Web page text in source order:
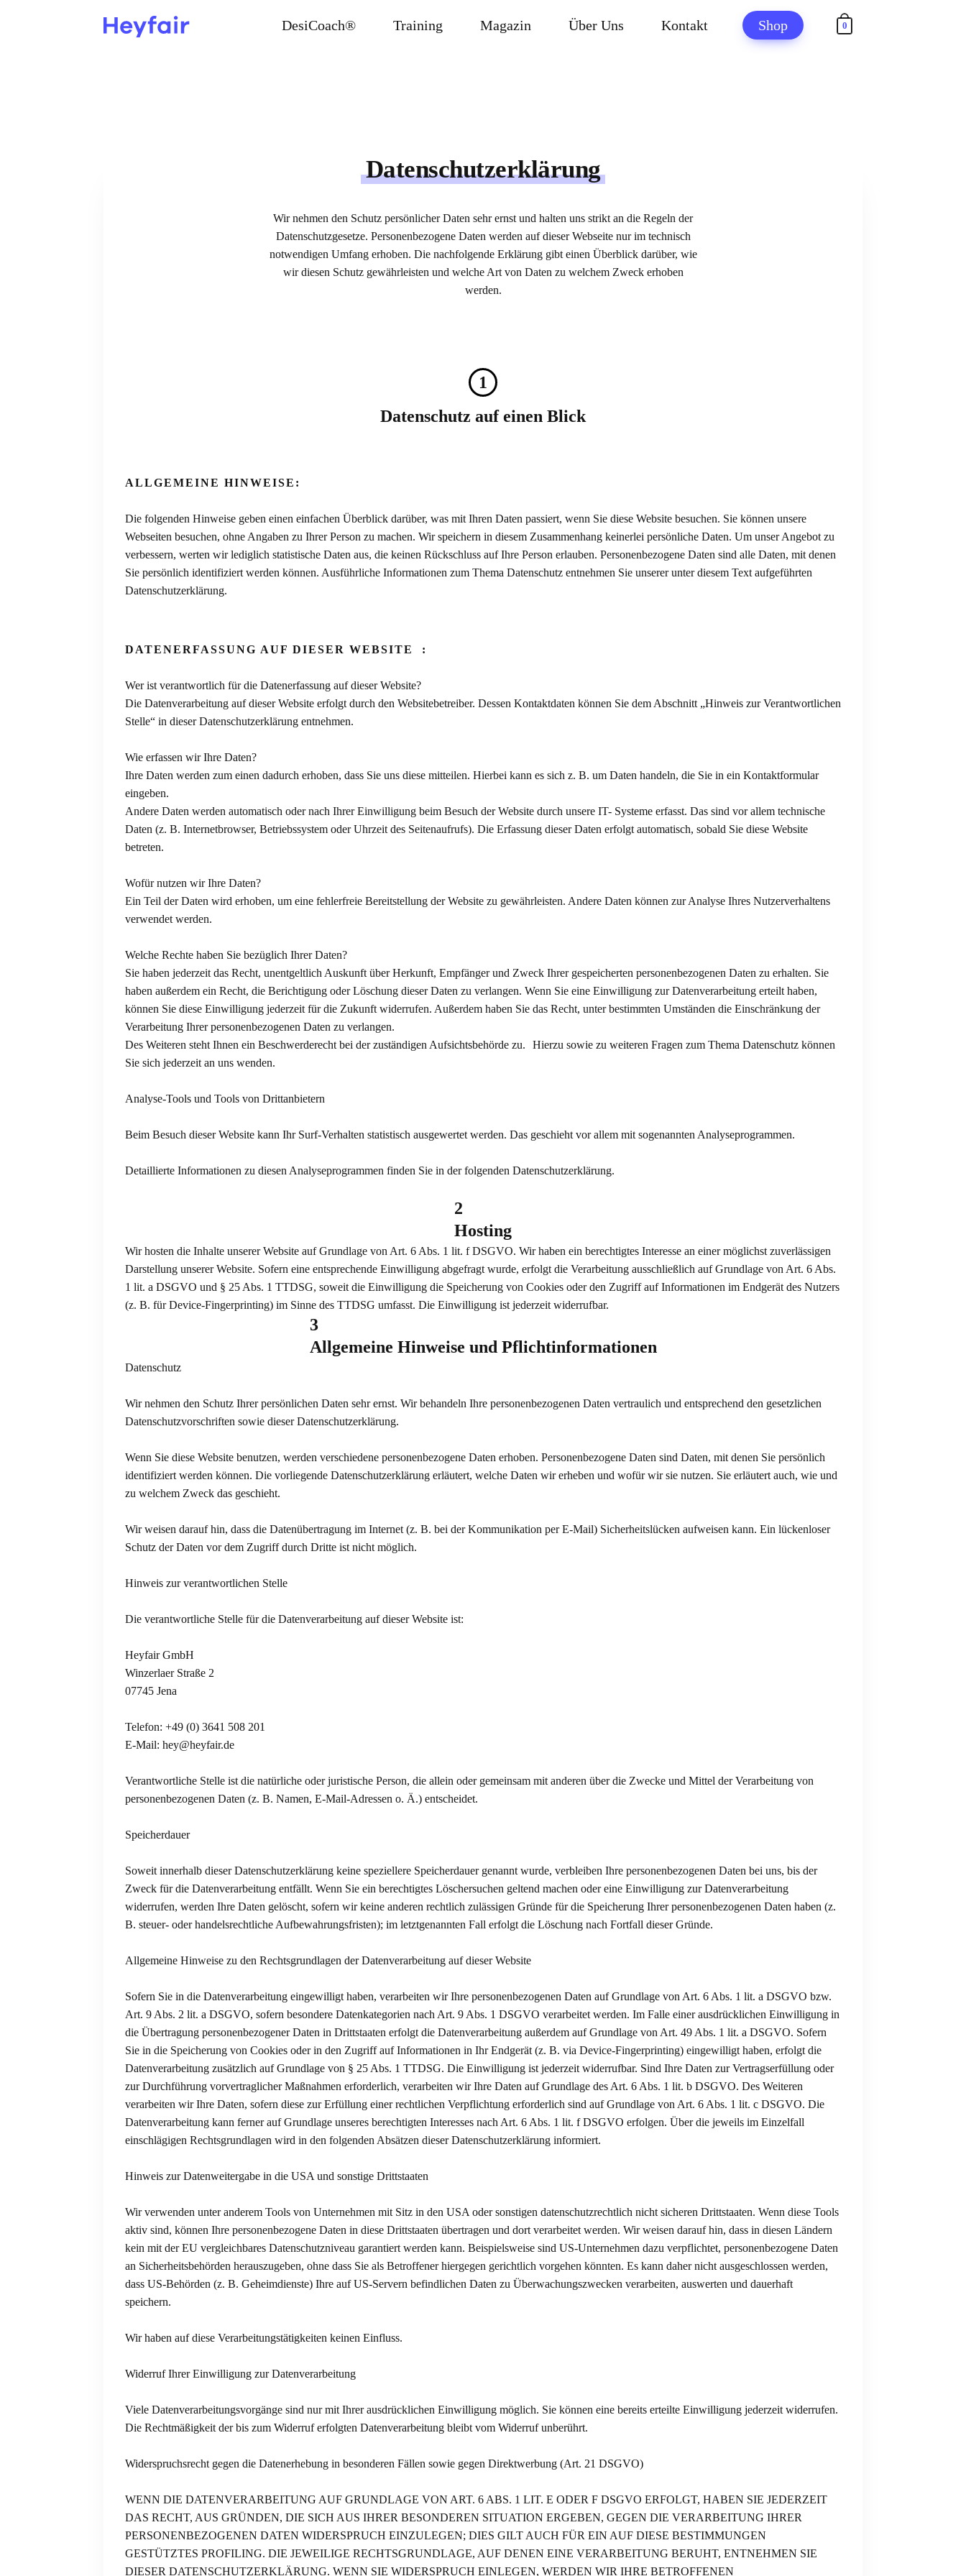
DesiCoach® Training Magazin Über Uns Kontakt Shop 0
Datenschutzerklärung
Wir nehmen den Schutz persönlicher Daten sehr ernst und halten uns strikt an die Regeln der
Datenschutzgesetze. Personenbezogene Daten werden auf dieser Webseite nur im technisch
notwendigen Umfang erhoben. Die nachfolgende Erklärung gibt einen Überblick darüber, wie
wir diesen Schutz gewährleisten und welche Art von Daten zu welchem Zweck erhoben
werden.
1
Datenschutz auf einen Blick
ALLGEMEINE HINWEISE:
Die folgenden Hinweise geben einen einfachen Überblick darüber, was mit Ihren Daten passiert, wenn Sie diese Website besuchen. Sie können unsere
Webseiten besuchen, ohne Angaben zu Ihrer Person zu machen. Wir speichern in diesem Zusammenhang keinerlei persönliche Daten. Um unser Angebot zu
verbessern, werten wir lediglich statistische Daten aus, die keinen Rückschluss auf Ihre Person erlauben. Personenbezogene Daten sind alle Daten, mit denen
Sie persönlich identifiziert werden können. Ausführliche Informationen zum Thema Datenschutz entnehmen Sie unserer unter diesem Text aufgeführten
Datenschutzerklärung.
DATENERFASSUNG AUF DIESER WEBSITE :
Wer ist verantwortlich für die Datenerfassung auf dieser Website?
Die Datenverarbeitung auf dieser Website erfolgt durch den Websitebetreiber. Dessen Kontaktdaten können Sie dem Abschnitt „Hinweis zur Verantwortlichen
Stelle“ in dieser Datenschutzerklärung entnehmen.
Wie erfassen wir Ihre Daten?
Ihre Daten werden zum einen dadurch erhoben, dass Sie uns diese mitteilen. Hierbei kann es sich z. B. um Daten handeln, die Sie in ein Kontaktformular
eingeben.
Andere Daten werden automatisch oder nach Ihrer Einwilligung beim Besuch der Website durch unsere IT- Systeme erfasst. Das sind vor allem technische
Daten (z. B. Internetbrowser, Betriebssystem oder Uhrzeit des Seitenaufrufs). Die Erfassung dieser Daten erfolgt automatisch, sobald Sie diese Website
betreten.
Wofür nutzen wir Ihre Daten?
Ein Teil der Daten wird erhoben, um eine fehlerfreie Bereitstellung der Website zu gewährleisten. Andere Daten können zur Analyse Ihres Nutzerverhaltens
verwendet werden.
Welche Rechte haben Sie bezüglich Ihrer Daten?
Sie haben jederzeit das Recht, unentgeltlich Auskunft über Herkunft, Empfänger und Zweck Ihrer gespeicherten personenbezogenen Daten zu erhalten. Sie
haben außerdem ein Recht, die Berichtigung oder Löschung dieser Daten zu verlangen. Wenn Sie eine Einwilligung zur Datenverarbeitung erteilt haben,
können Sie diese Einwilligung jederzeit für die Zukunft widerrufen. Außerdem haben Sie das Recht, unter bestimmten Umständen die Einschränkung der
Verarbeitung Ihrer personenbezogenen Daten zu verlangen.
Des Weiteren steht Ihnen ein Beschwerderecht bei der zuständigen Aufsichtsbehörde zu. Hierzu sowie zu weiteren Fragen zum Thema Datenschutz können
Sie sich jederzeit an uns wenden.
Analyse-Tools und Tools von Drittanbietern
Beim Besuch dieser Website kann Ihr Surf-Verhalten statistisch ausgewertet werden. Das geschieht vor allem mit sogenannten Analyseprogrammen.
Detaillierte Informationen zu diesen Analyseprogrammen finden Sie in der folgenden Datenschutzerklärung.
2
Hosting
Wir hosten die Inhalte unserer Website auf Grundlage von Art. 6 Abs. 1 lit. f DSGVO. Wir haben ein berechtigtes Interesse an einer möglichst zuverlässigen
Darstellung unserer Website. Sofern eine entsprechende Einwilligung abgefragt wurde, erfolgt die Verarbeitung ausschließlich auf Grundlage von Art. 6 Abs.
1 lit. a DSGVO und § 25 Abs. 1 TTDSG, soweit die Einwilligung die Speicherung von Cookies oder den Zugriff auf Informationen im Endgerät des Nutzers
(z. B. für Device-Fingerprinting) im Sinne des TTDSG umfasst. Die Einwilligung ist jederzeit widerrufbar.
3
Allgemeine Hinweise und Pflichtinformationen
Datenschutz
Wir nehmen den Schutz Ihrer persönlichen Daten sehr ernst. Wir behandeln Ihre personenbezogenen Daten vertraulich und entsprechend den gesetzlichen
Datenschutzvorschriften sowie dieser Datenschutzerklärung.
Wenn Sie diese Website benutzen, werden verschiedene personenbezogene Daten erhoben. Personenbezogene Daten sind Daten, mit denen Sie persönlich
identifiziert werden können. Die vorliegende Datenschutzerklärung erläutert, welche Daten wir erheben und wofür wir sie nutzen. Sie erläutert auch, wie und
zu welchem Zweck das geschieht.
Wir weisen darauf hin, dass die Datenübertragung im Internet (z. B. bei der Kommunikation per E-Mail) Sicherheitslücken aufweisen kann. Ein lückenloser
Schutz der Daten vor dem Zugriff durch Dritte ist nicht möglich.
Hinweis zur verantwortlichen Stelle
Die verantwortliche Stelle für die Datenverarbeitung auf dieser Website ist:
Heyfair GmbH
Winzerlaer Straße 2
07745 Jena
Telefon: +49 (0) 3641 508 201
E-Mail: hey@heyfair.de
Verantwortliche Stelle ist die natürliche oder juristische Person, die allein oder gemeinsam mit anderen über die Zwecke und Mittel der Verarbeitung von
personenbezogenen Daten (z. B. Namen, E-Mail-Adressen o. Ä.) entscheidet.
Speicherdauer
Soweit innerhalb dieser Datenschutzerklärung keine speziellere Speicherdauer genannt wurde, verbleiben Ihre personenbezogenen Daten bei uns, bis der
Zweck für die Datenverarbeitung entfällt. Wenn Sie ein berechtigtes Löschersuchen geltend machen oder eine Einwilligung zur Datenverarbeitung
widerrufen, werden Ihre Daten gelöscht, sofern wir keine anderen rechtlich zulässigen Gründe für die Speicherung Ihrer personenbezogenen Daten haben (z.
B. steuer- oder handelsrechtliche Aufbewahrungsfristen); im letztgenannten Fall erfolgt die Löschung nach Fortfall dieser Gründe.
Allgemeine Hinweise zu den Rechtsgrundlagen der Datenverarbeitung auf dieser Website
Sofern Sie in die Datenverarbeitung eingewilligt haben, verarbeiten wir Ihre personenbezogenen Daten auf Grundlage von Art. 6 Abs. 1 lit. a DSGVO bzw.
Art. 9 Abs. 2 lit. a DSGVO, sofern besondere Datenkategorien nach Art. 9 Abs. 1 DSGVO verarbeitet werden. Im Falle einer ausdrücklichen Einwilligung in
die Übertragung personenbezogener Daten in Drittstaaten erfolgt die Datenverarbeitung außerdem auf Grundlage von Art. 49 Abs. 1 lit. a DSGVO. Sofern
Sie in die Speicherung von Cookies oder in den Zugriff auf Informationen in Ihr Endgerät (z. B. via Device-Fingerprinting) eingewilligt haben, erfolgt die
Datenverarbeitung zusätzlich auf Grundlage von § 25 Abs. 1 TTDSG. Die Einwilligung ist jederzeit widerrufbar. Sind Ihre Daten zur Vertragserfüllung oder
zur Durchführung vorvertraglicher Maßnahmen erforderlich, verarbeiten wir Ihre Daten auf Grundlage des Art. 6 Abs. 1 lit. b DSGVO. Des Weiteren
verarbeiten wir Ihre Daten, sofern diese zur Erfüllung einer rechtlichen Verpflichtung erforderlich sind auf Grundlage von Art. 6 Abs. 1 lit. c DSGVO. Die
Datenverarbeitung kann ferner auf Grundlage unseres berechtigten Interesses nach Art. 6 Abs. 1 lit. f DSGVO erfolgen. Über die jeweils im Einzelfall
einschlägigen Rechtsgrundlagen wird in den folgenden Absätzen dieser Datenschutzerklärung informiert.
Hinweis zur Datenweitergabe in die USA und sonstige Drittstaaten
Wir verwenden unter anderem Tools von Unternehmen mit Sitz in den USA oder sonstigen datenschutzrechtlich nicht sicheren Drittstaaten. Wenn diese Tools
aktiv sind, können Ihre personenbezogene Daten in diese Drittstaaten übertragen und dort verarbeitet werden. Wir weisen darauf hin, dass in diesen Ländern
kein mit der EU vergleichbares Datenschutzniveau garantiert werden kann. Beispielsweise sind US-Unternehmen dazu verpflichtet, personenbezogene Daten
an Sicherheitsbehörden herauszugeben, ohne dass Sie als Betroffener hiergegen gerichtlich vorgehen könnten. Es kann daher nicht ausgeschlossen werden,
dass US-Behörden (z. B. Geheimdienste) Ihre auf US-Servern befindlichen Daten zu Überwachungszwecken verarbeiten, auswerten und dauerhaft
speichern.
Wir haben auf diese Verarbeitungstätigkeiten keinen Einfluss.
Widerruf Ihrer Einwilligung zur Datenverarbeitung
Viele Datenverarbeitungsvorgänge sind nur mit Ihrer ausdrücklichen Einwilligung möglich. Sie können eine bereits erteilte Einwilligung jederzeit widerrufen.
Die Rechtmäßigkeit der bis zum Widerruf erfolgten Datenverarbeitung bleibt vom Widerruf unberührt.
Widerspruchsrecht gegen die Datenerhebung in besonderen Fällen sowie gegen Direktwerbung (Art. 21 DSGVO)
WENN DIE DATENVERARBEITUNG AUF GRUNDLAGE VON ART. 6 ABS. 1 LIT. E ODER F DSGVO ERFOLGT, HABEN SIE JEDERZEIT
DAS RECHT, AUS GRÜNDEN, DIE SICH AUS IHRER BESONDEREN SITUATION ERGEBEN, GEGEN DIE VERARBEITUNG IHRER
PERSONENBEZOGENEN DATEN WIDERSPRUCH EINZULEGEN; DIES GILT AUCH FÜR EIN AUF DIESE BESTIMMUNGEN
GESTÜTZTES PROFILING. DIE JEWEILIGE RECHTSGRUNDLAGE, AUF DENEN EINE VERARBEITUNG BERUHT, ENTNEHMEN SIE
DIESER DATENSCHUTZERKLÄRUNG. WENN SIE WIDERSPRUCH EINLEGEN, WERDEN WIR IHRE BETROFFENEN